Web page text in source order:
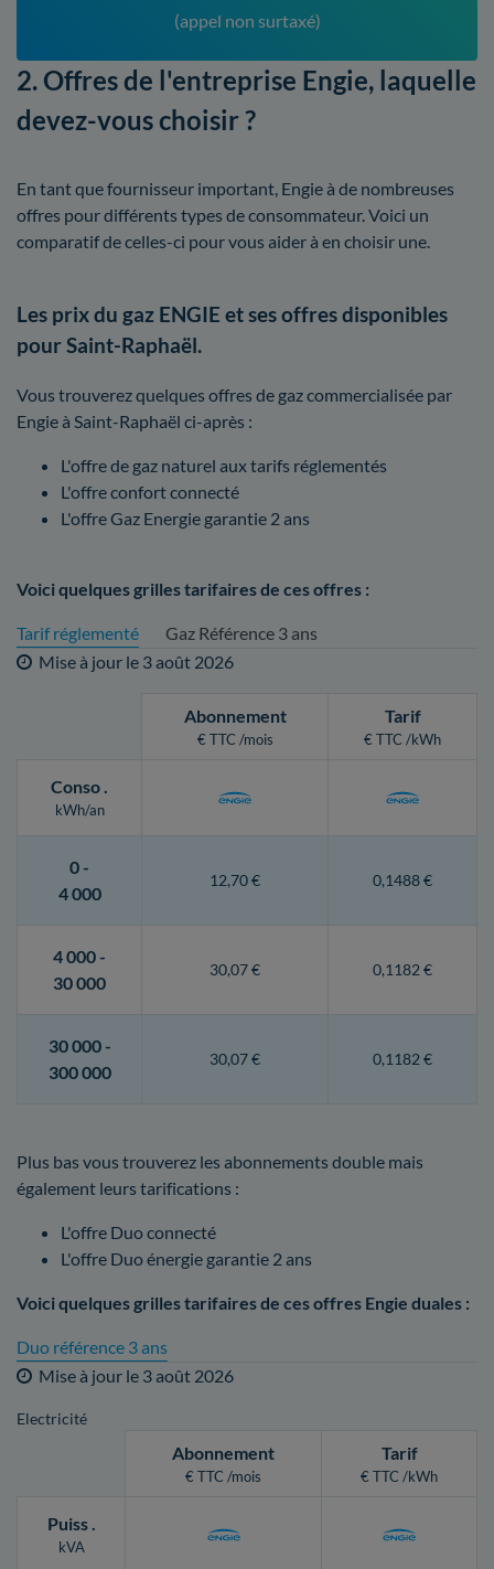
(appel non surtaxé)
2. Offres de l'entreprise Engie, laquelle
devez-vous choisir ?
En tant que fournisseur important, Engie à de nombreuses
offres pour différents types de consommateur. Voici un
comparatif de celles-ci pour vous aider à en choisir une.
Les prix du gaz ENGIE et ses offres disponibles
pour Saint-Raphaël.
Vous trouverez quelques offres de gaz commercialisée par
Engie à Saint-Raphaël ci-après :
L'offre de gaz naturel aux tarifs réglementés
L'offre confort connecté
L'offre Gaz Energie garantie 2 ans
Voici quelques grilles tarifaires de ces offres :
Tarif réglementé
Gaz Référence 3 ans
Mise à jour le 3 août 2026
Abonnement
€ TTC /mois
Tarif
€ TTC /kWh
Conso.
kWh/an
0 -
4 000
12,70 € 0,1488 €
4 000 -
30 000
30,07 € 0,1182 €
30 000 -
300 000
30,07 € 0,1182 €
Plus bas vous trouverez les abonnements double mais
également leurs tarifications :
L'offre Duo connecté
L'offre Duo énergie garantie 2 ans
Voici quelques grilles tarifaires de ces offres Engie duales :
Duo référence 3 ans
Mise à jour le 3 août 2026
Electricité
Abonnement
€ TTC /mois
Tarif
€ TTC /kWh
Puiss.
kVA